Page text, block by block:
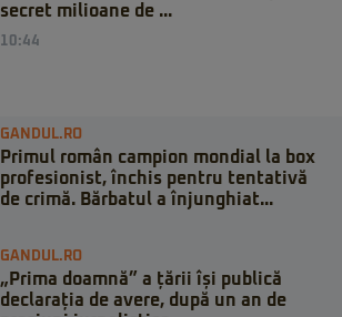
secret milioane de ...
10:44
GANDUL.RO
Primul român campion mondial la box
profesionist, închis pentru tentativă
de crimă. Bărbatul a înjunghiat...
GANDUL.RO
„Prima doamnă” a țării își publică
declarația de avere, după un an de